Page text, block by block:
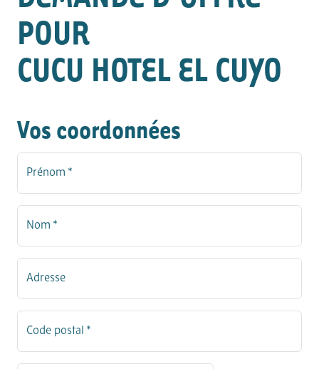
POUR
CUCU HOTEL EL CUYO
Vos coordonnées
Prénom *
Nom *
Adresse
Code postal *